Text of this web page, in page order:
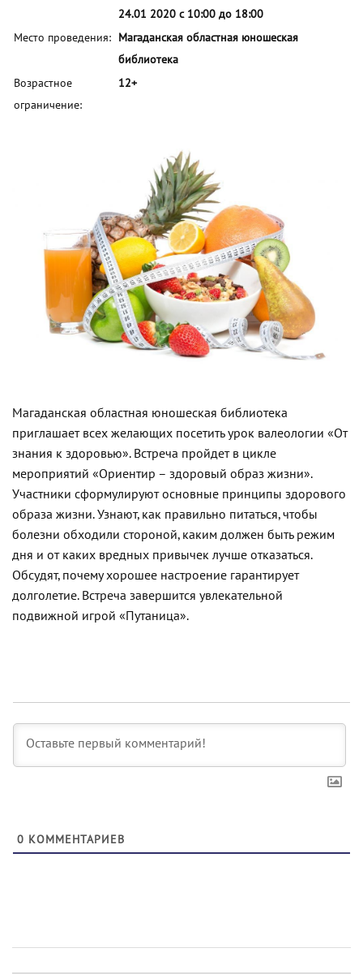
24.01 2020 с 10:00 до 18:00
Место проведения: Магаданская областная юношеская
библиотека
Возрастное
ограничение:
12+
Магаданская областная юношеская библиотека
приглашает всех желающих посетить урок валеологии «От
знания к здоровью». Встреча пройдет в цикле
мероприятий «Ориентир – здоровый образ жизни».
Участники сформулируют основные принципы здорового
образа жизни. Узнают, как правильно питаться, чтобы
болезни обходили стороной, каким должен быть режим
дня и от каких вредных привычек лучше отказаться.
Обсудят, почему хорошее настроение гарантирует
долголетие. Встреча завершится увлекательной
подвижной игрой «Путаница».
0 КОММЕНТАРИЕВ